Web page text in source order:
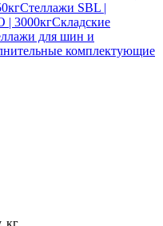
Стеллажи SBL |
| 3000кгСкладские
для шин и
комплектующие
кг